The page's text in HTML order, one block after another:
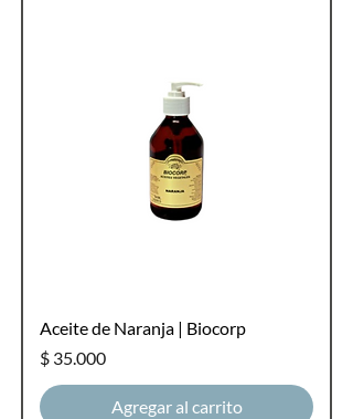
Aceite de Naranja | Biocorp
Precio
$ 35.000
Agregar al carrito